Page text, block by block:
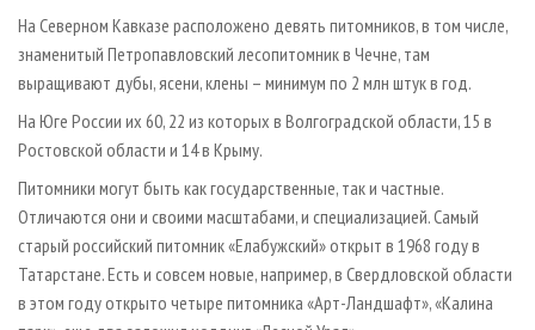
На Северном Кавказе расположено девять питомников, в том числе,
знаменитый Петропавловский лесопитомник в Чечне, там
выращивают дубы, ясени, клены – минимум по 2 млн штук в год.
На Юге России их 60, 22 из которых в Волгоградской области, 15 в
Ростовской области и 14 в Крыму.
Питомники могут быть как государственные, так и частные.
Отличаются они и своими масштабами, и специализацией. Самый
старый российский питомник «Елабужский» открыт в 1968 году в
Татарстане. Есть и совсем новые, например, в Свердловской области
в этом году открыто четыре питомника «Арт-Ландшафт», «Калина